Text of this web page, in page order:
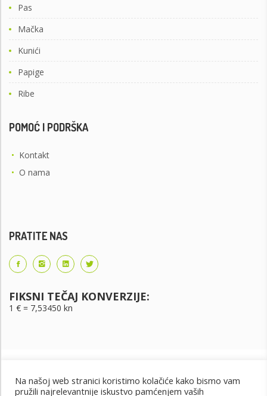
Pas
Mačka
Kunići
Papige
Ribe
POMOĆ I PODRŠKA
• Kontakt
• O nama
PRATITE NAS
FIKSNI TEČAJ KONVERZIJE:
1 € = 7,53450 kn
Na našoj web stranici koristimo kolačiće kako bismo vam
pružili najrelevantnije iskustvo pamćenjem vaših